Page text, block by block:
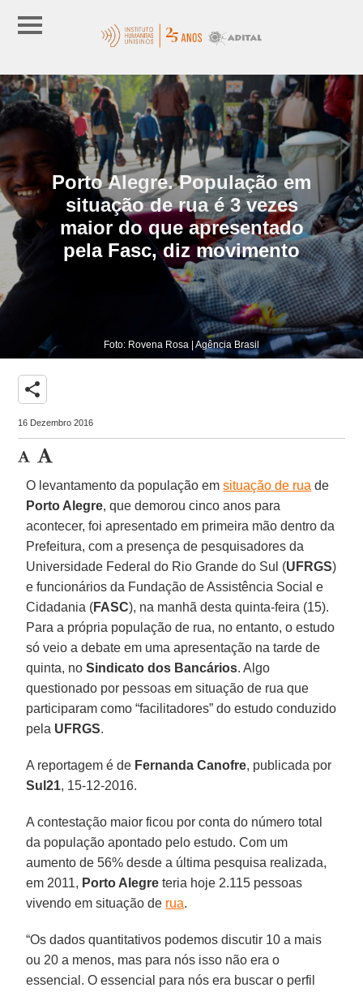
Porto Alegre. População em
situação de rua é 3 vezes
maior do que apresentado
pela Fasc, diz movimento
Foto: Rovena Rosa | Agência Brasil
share
16 Dezembro 2016
O levantamento da população emsituação de rua de
Porto Alegre, que demorou cinco anos para
acontecer, foi apresentado em primeira mão dentro da
Prefeitura, com a presença de pesquisadores da
Universidade Federal do Rio Grande do Sul (UFRGS)
e funcionários da Fundação de Assistência Social e
Cidadania (FASC), na manhã desta quinta-feira (15).
Para a própria população de rua, no entanto, o estudo
só veio a debate em uma apresentação na tarde de
quinta, noSindicato dos Bancários. Algo
questionado por pessoas em situação de rua que
participaram como “facilitadores” do estudo conduzido
pela UFRGS.
A reportagem é de Fernanda Canofre, publicada por
Sul21, 15-12-2016.
A contestação maior ficou por conta do número total
da população apontado pelo estudo. Com um
aumento de 56% desde a última pesquisa realizada,
em 2011, Porto Alegre teria hoje 2.115 pessoas
vivendo em situação de rua.
“Os dados quantitativos podemos discutir 10 a mais
ou 20 a menos, mas para nós isso não era o
essencial. O essencial para nós era buscar o perfil